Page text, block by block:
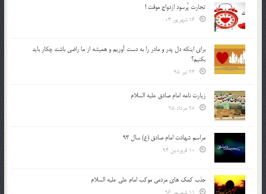
تجارت پُرسود ازدواج موقت !
براي اينكه دل پدر و مادر را به دست آوريم و هميشه از ما راضي باشند چكار بايد
بكنيم؟
زیارت نامه امام صادق علیه السلام
مراسم شهادت امام صادق (ع) سال 93
جذب کمک های مردمی موکب امام علی علیه السلام